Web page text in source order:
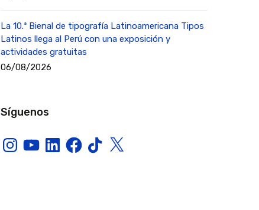
La 10.ª Bienal de tipografía Latinoamericana Tipos
Latinos llega al Perú con una exposición y
actividades gratuitas
06/08/2026
Síguenos
InstagramYouTubeLinkedInFacebook
TikTokX